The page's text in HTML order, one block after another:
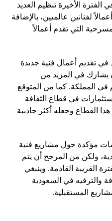
الأخيرة تنظيم العديد
لفنانين عالميين، بالإضافة
التي تقدم أعمالاً
تقديم أعمال فنية جديدة
يشارك في المزيد من
في المملكة. كما من المتوقع
في قطاع الثقافة
القطاع وجعله أكثر جاذبية
مؤكدة حول مشاريع فنية
ولكن من المرجح أن يتم
القريبة القادمة. وينبغي
والترفيه في السعودية
المستقبلية.